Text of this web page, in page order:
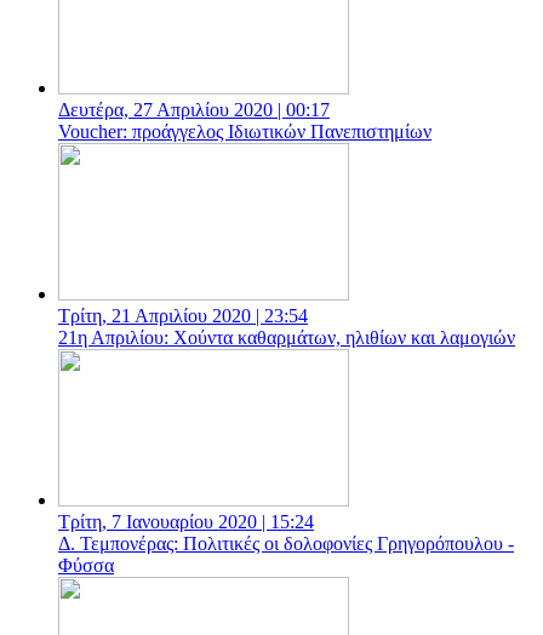
Δευτέρα, 27 Απριλίου 2020 | 00:17
Voucher: προάγγελος Ιδιωτικών Πανεπιστημίων
Τρίτη, 21 Απριλίου 2020 | 23:54
21η Απριλίου: Χούντα καθαρμάτων, ηλιθίων και λαμογιών
Τρίτη, 7 Ιανουαρίου 2020 | 15:24
Δ. Τεμπονέρας: Πολιτικές οι δολοφονίες Γρηγορόπουλου -
Φύσσα